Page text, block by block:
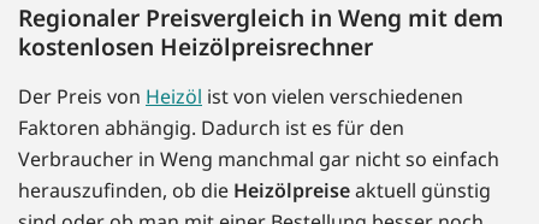
Regionaler Preisvergleich in Weng mit dem
kostenlosen Heizölpreisrechner
Der Preis von Heizöl ist von vielen verschiedenen
Faktoren abhängig. Dadurch ist es für den
Verbraucher in Weng manchmal gar nicht so einfach
herauszufinden, ob die Heizölpreiseaktuell günstig